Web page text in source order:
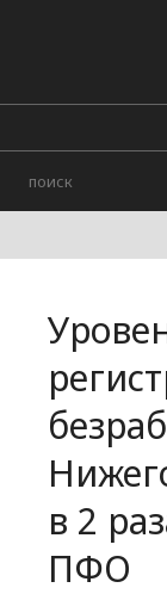
в 2
ПФО